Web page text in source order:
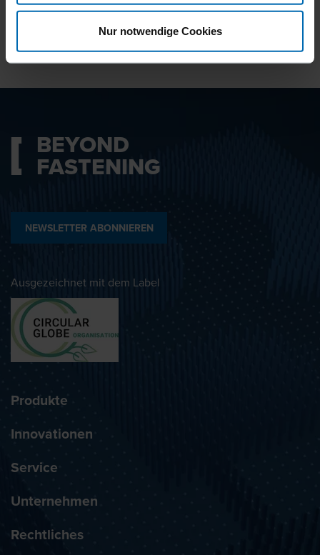
Nur notwendige Cookies
BEYOND
FASTENING
NEWSLETTER ABONNIEREN
Ausgezeichnet mit dem Label
Produkte
Innovationen
Service
Unternehmen
Rechtliches